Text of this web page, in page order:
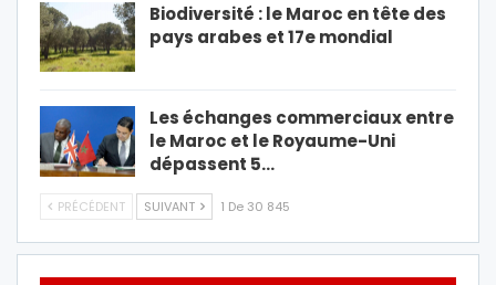
Biodiversité : le Maroc en tête des
pays arabes et 17e mondial
Les échanges commerciaux entre
le Maroc et le Royaume-Uni
dépassent 5…
PRÉCÉDENT SUIVANT 1 De 30 845